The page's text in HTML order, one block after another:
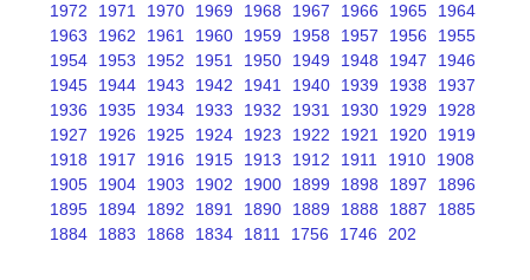
1972
1971 1970 1969 1968 1967 1966 1965
1964
1963
1962 1961 1960 1959 1958 1957 1956
1955
1954
1953 1952 1951 1950 1949 1948 1947
1946
1945
1944 1943 1942 1941 1940 1939 1938
1937
1936
1935 1934 1933 1932 1931 1930 1929
1928
1927
1926 1925 1924 1923 1922 1921 1920
1919
1918
1917 1916 1915 1913 1912 1911 1910
1908
1905
1904 1903 1902 1900 1899 1898 1897
1896
1895
1894 1892 1891 1890 1889 1888 1887
1885
1884
1883 1868 1834 1811 1756 1746 202